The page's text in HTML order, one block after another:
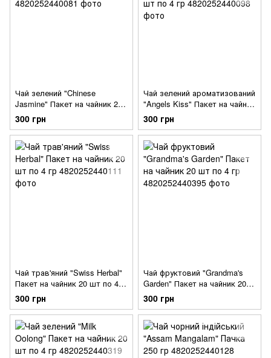
Чай зелений "Chinese
Jasmine" Пакет на чайник 20
шт по 4 гр
300 грн
Чай зелений ароматизований
"Angels Kiss" Пакет на чайник
20 шт по 4 гр
300 грн
Чай трав'яний "Swiss Herbal"
Пакет на чайник 20 шт по 4
гр
300 грн
Чай фруктовий "Grandma's
Garden" Пакет на чайник 20
шт по 4 гр
300 грн